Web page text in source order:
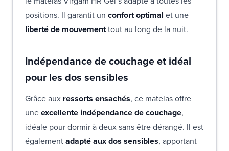
positions. Il garantit un confort optimal et une
liberté de mouvementtout au long de la nuit.
Indépendance de couchage et idéal
pour les dos sensibles
Grâce aux ressorts ensachés, ce matelas offre
uneexcellente indépendance de couchage,
idéale pour dormir à deux sans être dérangé. Il est
égalementadapté aux dos sensibles, apportant